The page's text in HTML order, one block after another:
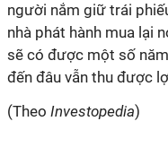
người nắm giữ trái
nhà phát hành mua lại
sẽ có được một số
đến đâu vẫn thu được
(Theo Investopedia)